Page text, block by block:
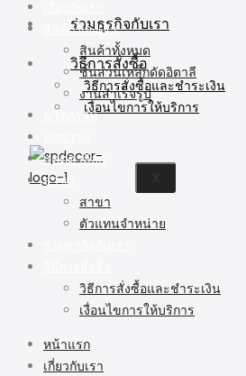
ร่วมธุรกิจกับเรา
วิธีการสั่งซื้อ
วิธีการสั่งซื้อและชำระเงิน
เงื่อนไขการให้บริการ
สินค้าของเรา
สินค้าทั้งหมด
ชิ้นส่วนเหล็กดัดอิตาลี
งานสำเร็จรูป
นวัตกรรม
แคตตาล็อก
สาขา
สาขา
ตัวแทนจำหน่าย
วิธีการสั่งซื้อและชำระเงิน
เงื่อนไขการให้บริการ
หน้าแรก
เกี่ยวกับเรา